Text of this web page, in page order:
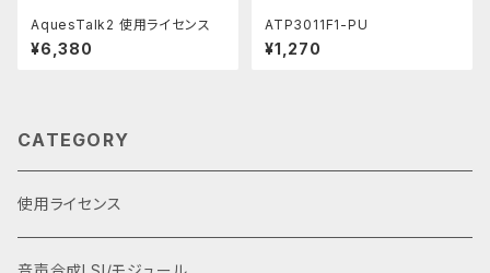
AquesTalk2 使用ライセンス
¥6,380
ATP3011F1-PU
¥1,270
CATEGORY
使用ライセンス